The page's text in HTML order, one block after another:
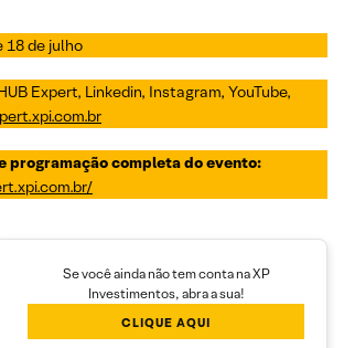
18 de julho
Expert, Linkedin, Instagram, YouTube,
programação completa do evento:
Se você ainda não tem conta na XP
Investimentos, abra a sua!
CLIQUE AQUI